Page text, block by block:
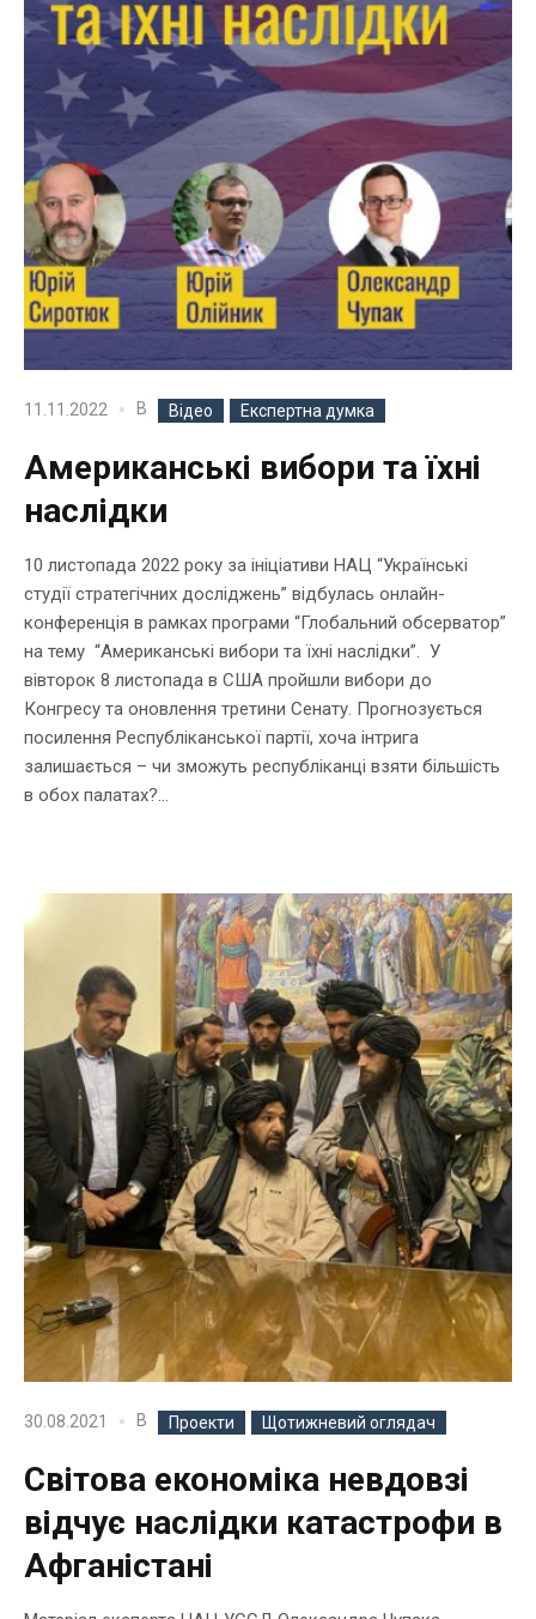
11.11.2022 В Відео Експертна думка
Американські вибори та їхні
наслідки
10 листопада 2022 року за ініціативи НАЦ “Українські
студії стратегічних досліджень” відбулась онлайн-
конференція в рамках програми “Глобальний обсерватор”
на тему “Американські вибори та їхні наслідки”. У
вівторок 8 листопада в США пройшли вибори до
Конгресу та оновлення третини Сенату. Прогнозується
посилення Республіканської партії, хоча інтрига
залишається – чи зможуть республіканці взяти більшість
в обох палатах?...
30.08.2021 В Проекти Щотижневий оглядач
Світова економіка невдовзі
відчує наслідки катастрофи в
Афганістані